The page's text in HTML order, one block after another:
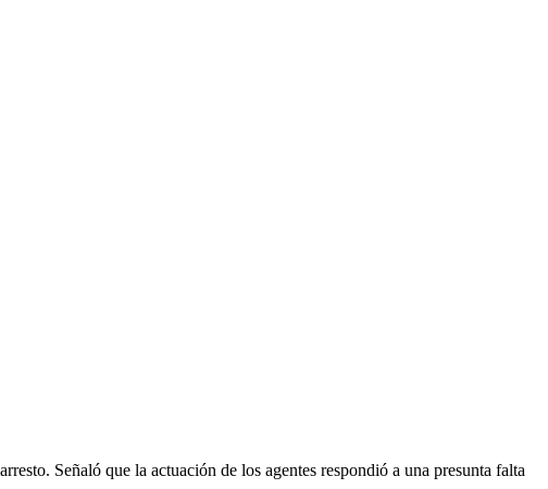
Señaló que la actuación de los agentes respondió a una presunta falta